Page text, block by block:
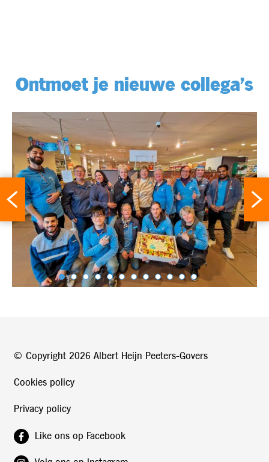
Ontmoet je nieuwe collega's
© Copyright 2026 Albert Heijn Peeters-Govers
Cookies policy
Privacy policy
Like ons op Facebook